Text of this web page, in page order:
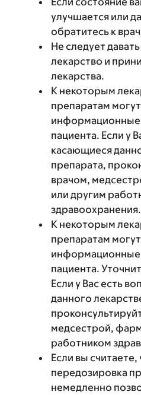
улучшается или
обратитесь к
Не следует
лекарство и
лекарства.
К некоторым
препаратам
информационные
пациента. Если у
касающиеся
препарата,
врачом,
или другим
здравоохранения.
К некоторым
препаратам
информационные
пациента.
Если у Вас есть
данного
медсестрой,
работником
Если вы
передозировка
немедленно